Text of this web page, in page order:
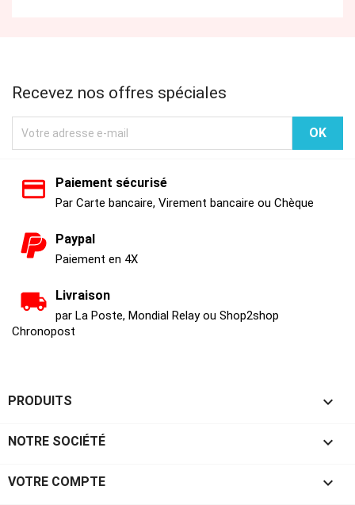
Recevez nos offres spéciales
Paiement sécurisé
Par Carte bancaire, Virement bancaire ou Chèque
Paypal
Paiement en 4X
Livraison
par La Poste, Mondial Relay ou Shop2shop
Chronopost
PRODUITS 
NOTRE SOCIÉTÉ 
VOTRE COMPTE 